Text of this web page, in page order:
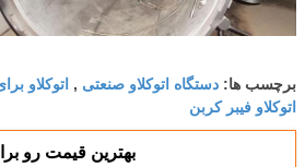
برچسب ها: دستگاه اتوکلاو صنعتی , اتوکلاو
اتوکلاو فیبر کربن
بهترين قيمت رو